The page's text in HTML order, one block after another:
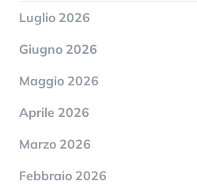
Luglio 2026
Giugno 2026
Maggio 2026
Aprile 2026
Marzo 2026
Febbraio 2026